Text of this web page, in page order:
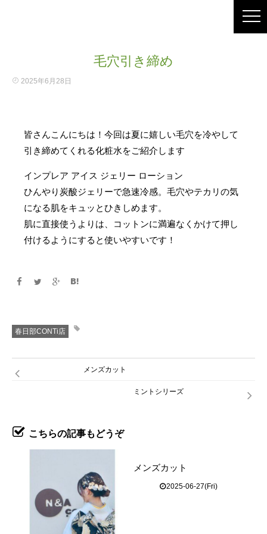
毛穴引き締め
2025年6月28日
皆さんこんにちは！今回は夏に嬉しい毛穴を冷やして
引き締めてくれる化粧水をご紹介します
インプレア アイス ジェリー ローション
ひんやり炭酸ジェリーで急速冷感。毛穴やテカリの気
になる肌をキュッとひきしめます。
肌に直接使うよりは、コットンに満遍なくかけて押し
付けるようにすると使いやすいです！
春日部CONTi店
メンズカット
ミントシリーズ
こちらの記事もどうぞ
メンズカット
2025-06-27(Fri)